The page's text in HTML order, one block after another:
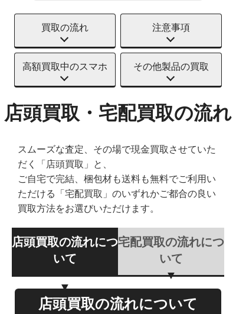
買取の流れ 注意事項
高額買取中のスマホ その他製品の買取
店頭買取・宅配買取の流れ
スムーズな査定、その場で現金買取させていた
だく「店頭買取」と、
ご自宅で完結、梱包材も送料も無料でご利用い
ただける「宅配買取」のいずれかご都合の良い
買取方法をお選びいただけます。
店頭買取の流れにつ
いて
宅配買取の流れにつ
いて
店頭買取の流れについて